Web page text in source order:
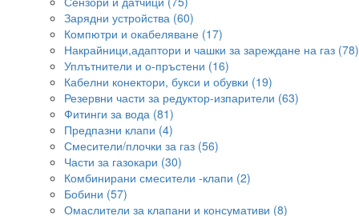
Зарядни устройства (60)
Компютри и окабеляване (17)
Накрайници,адаптори и чашки за зареждане на газ (78)
Уплътнители и о-пръстени (16)
Кабелни конектори, букси и обувки (19)
Резервни части за редуктор-изпарители (63)
Фитинги за вода (81)
Предпазни клапи (4)
Смесители/плочки за газ (56)
Части за газокари (30)
Комбинирани смесители -клапи (2)
Бобини (57)
Омаслители за клапани и консумативи (8)